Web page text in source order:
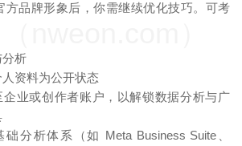
方品牌形象后，你需继续优化技巧。可考
析
资料为公开状态
企业或创作者账户，以解锁数据分析与广
础分析体系（如 Meta Business Suite、
nweon.com）